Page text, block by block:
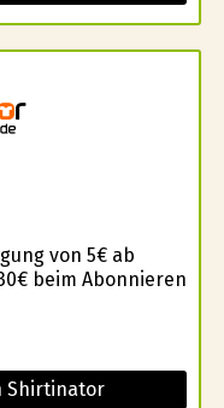
von 5€ ab
beim Abonnieren
Shirtinator